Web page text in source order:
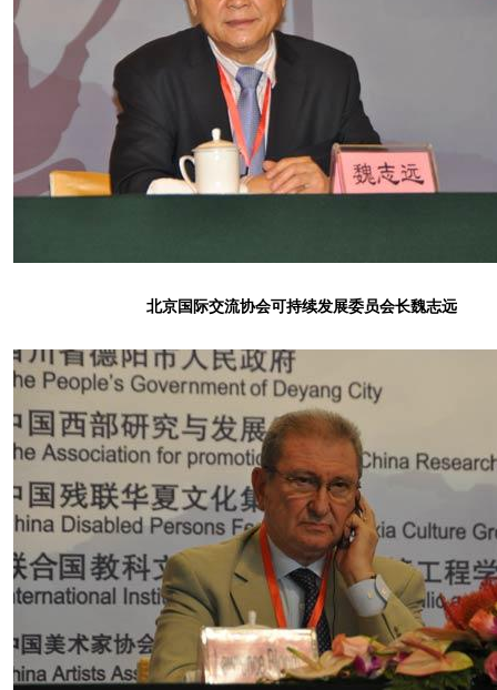
北京国际交流协会可持续发展委员会长魏志远